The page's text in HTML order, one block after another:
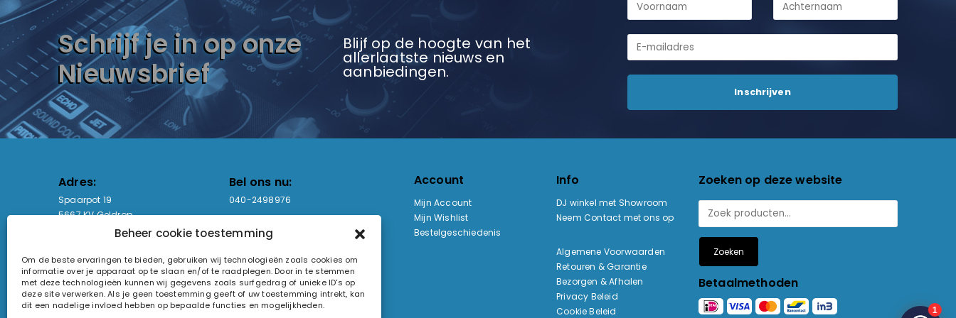
Beheer cookie toestemming
Om de beste ervaringen te bieden, gebruiken wij technologieën zoals cookies om
informatie over je apparaat op te slaan en/of te raadplegen. Door in te stemmen
met deze technologieën kunnen wij gegevens zoals surfgedrag of unieke ID's op
deze site verwerken. Als je geen toestemming geeft of uw toestemming intrekt, kan
dit een nadelige invloed hebben op bepaalde functies en mogelijkheden.
Schrijf je in op onze
Nieuwsbrief
Blijf op de hoogte van het
allerlaatste nieuws en
aanbiedingen.
Adres:
Spaarpot 19
5667 KV Geldrop
Bel ons nu:
040-2498976
sales@lightandsound.store
Openingstijden:
Ma - Vr: 09:00-17:00
Za: Enkel op afspraak
KvK-nummer: 60857196
Btw-nummer: NL854090368B01
Account
Mijn Account
Mijn Wishlist
Bestelgeschiedenis
Info
DJ winkel met Showroom
Neem Contact met ons op
Algemene Voorwaarden
Retouren & Garantie
Bezorgen & Afhalen
Privacy Beleid
Cookie Beleid
Zoeken op deze website
Zoeken
Betaalmethoden